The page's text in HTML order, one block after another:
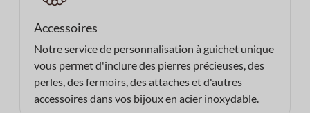
Accessoires
Notre service de personnalisation à guichet unique
vous permet d'inclure des pierres précieuses, des
perles, des fermoirs, des attaches et d'autres
accessoires dans vos bijoux en acier inoxydable.